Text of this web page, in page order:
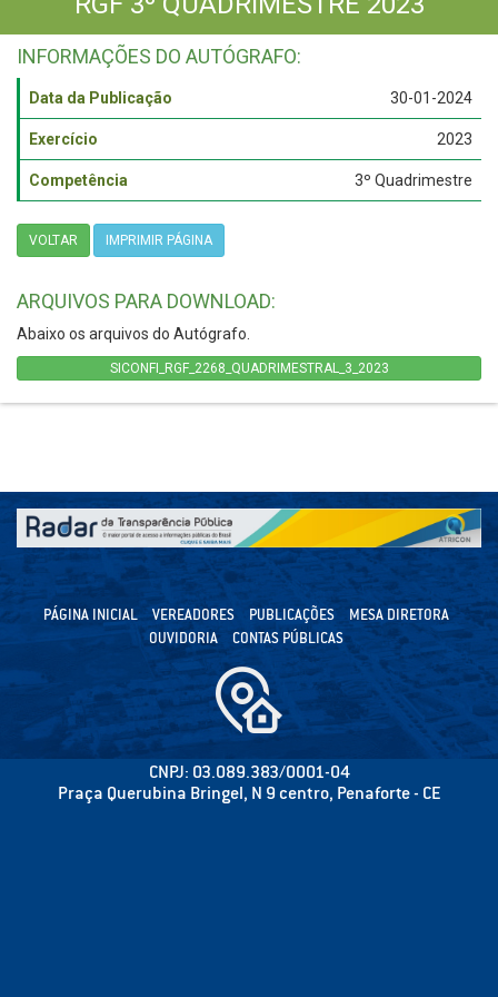
INFORMAÇÕES DO AUTÓGRAFO:
Data da Publicação 30-01-2024
Exercício 2023
Competência 3º Quadrimestre
VOLTAR IMPRIMIR PÁGINA
ARQUIVOS PARA DOWNLOAD:
Abaixo os arquivos do Autógrafo.
SICONFI_RGF_2268_QUADRIMESTRAL_3_2023
PÁGINA INICIAL VEREADORES PUBLICAÇÕES
MESA DIRETORA
OUVIDORIA
CONTAS PÚBLICAS
CNPJ: 03.089.383/0001-04
Praça Querubina Bringel, N 9 centro, Penaforte - CE